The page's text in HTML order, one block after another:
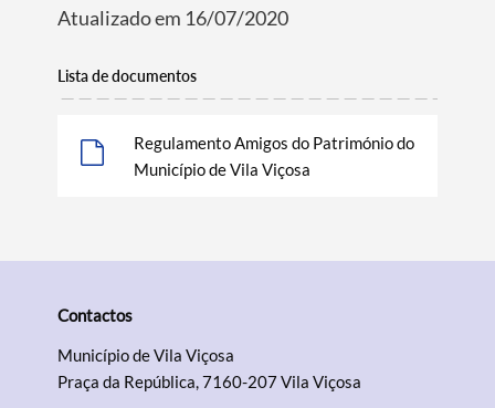
Termo de Pesquisa
Atualizado em 16/07/2020
Lista de documentos
Regulamento Amigos do Património do
Município de Vila Viçosa
Contactos
Município de Vila Viçosa
Praça da República, 7160-207 Vila Viçosa